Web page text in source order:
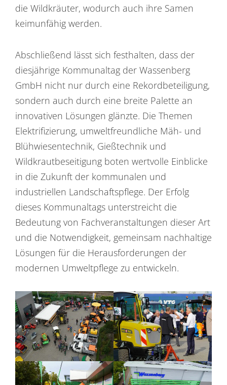
die Wildkräuter, wodurch auch ihre Samen
keimunfähig werden.
Abschließend lässt sich festhalten, dass der
diesjährige Kommunaltag der Wassenberg
GmbH nicht nur durch eine Rekordbeteiligung,
sondern auch durch eine breite Palette an
innovativen Lösungen glänzte. Die Themen
Elektrifizierung, umweltfreundliche Mäh- und
Blühwiesentechnik, Gießtechnik und
Wildkrautbeseitigung boten wertvolle Einblicke
in die Zukunft der kommunalen und
industriellen Landschaftspflege. Der Erfolg
dieses Kommunaltags unterstreicht die
Bedeutung von Fachveranstaltungen dieser Art
und die Notwendigkeit, gemeinsam nachhaltige
Lösungen für die Herausforderungen der
modernen Umweltpflege zu entwickeln.